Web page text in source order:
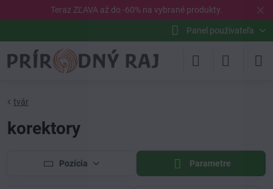
✕
Teraz ZĽAVA až do -60% na vybrané produkty
Panel používateľa
tvár
korektory
Pozícia Parametre